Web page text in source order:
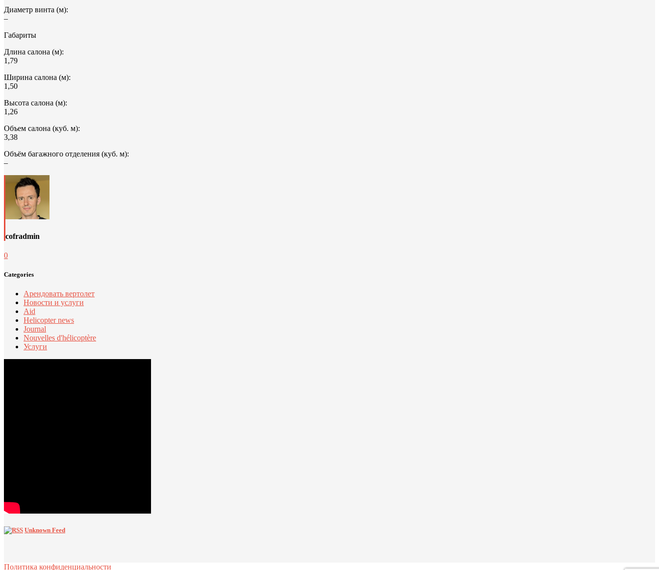
Диаметр винта (м):
–
Габариты
Длина салона (м):
1,79
Ширина салона (м):
1,50
Высота салона (м):
1,26
Объем салона (куб. м):
3,38
Объём багажного отделения (куб. м):
–
cofradmin
0
Categories
Арендовать вертолет
Новости и услуги
Aid
Helicopter news
Journal
Nouvelles d'hélicoptère
Услуги
Unknown Feed
Политика конфиденциальности